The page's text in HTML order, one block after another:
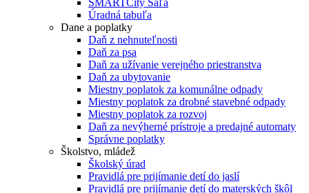
SMARTCity Šaľa
Úradná tabuľa
Dane a poplatky
Daň z nehnuteľnosti
Daň za psa
Daň za užívanie verejného priestranstva
Daň za ubytovanie
Miestny poplatok za komunálne odpady
Miestny poplatok za drobné stavebné odpady
Miestny poplatok za rozvoj
Daň za nevýherné prístroje a predajné automaty
Správne poplatky
Školstvo, mládež
Školský úrad
Pravidlá pre prijímanie detí do jaslí
Pravidlá pre prijímanie detí do materských škôl